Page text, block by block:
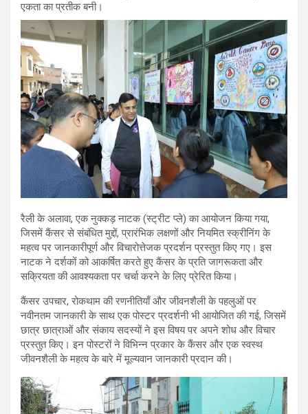
एकता का प्रतीक बनी।
रैली के अलावा, एक नुक्कड़ नाटक (स्ट्रीट प्ले) का आयोजन किया गया,
जिसमें कैंसर से संबंधित मुद्दों, प्रारंभिक लक्षणों और नियमित स्क्रीनिंग के
महत्व पर जानकारीपूर्ण और विचारोत्तेजक प्रदर्शन प्रस्तुत किए गए। इस
नाटक ने दर्शकों को आकर्षित करते हुए कैंसर के प्रति जागरूकता और
सक्रियता की आवश्यकता पर चर्चा करने के लिए प्रेरित किया।
कैंसर उपचार, रोकथाम की रणनीतियाँ और जीवनशैली के पहलुओं पर
नवीनतम जानकारी के साथ एक पोस्टर प्रदर्शनी भी आयोजित की गई, जिसमें
छात्र छात्राओं और संकाय सदस्यों ने इस विषय पर अपने शोध और विचार
प्रस्तुत किए। इन पोस्टरों ने विभिन्न प्रकार के कैंसर और एक स्वस्थ
जीवनशैली के महत्व के बारे में मूल्यवान जानकारी प्रदान की।